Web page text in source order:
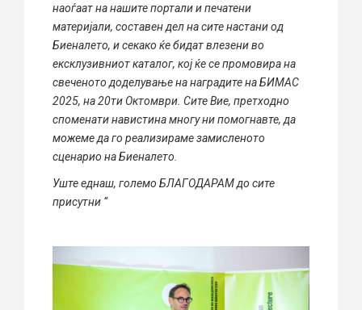
наоѓаат на нашите портали и печатени
материјали, составен дел на сите настани од
Биеналето, и секако ќе бидат влезени во
ексклузивниот каталог, кој ќе се промовира на
свеченото доделување на наградите на БИМАС
2025, на 20ти Октомври. Сите Вие, претходно
споменати навистина многу ни помогнавте, да
можеме да го реализираме замисленото
сценарио на Биеналето.
Уште еднаш, големо БЛАГОДАРАМ до сите
присутни “